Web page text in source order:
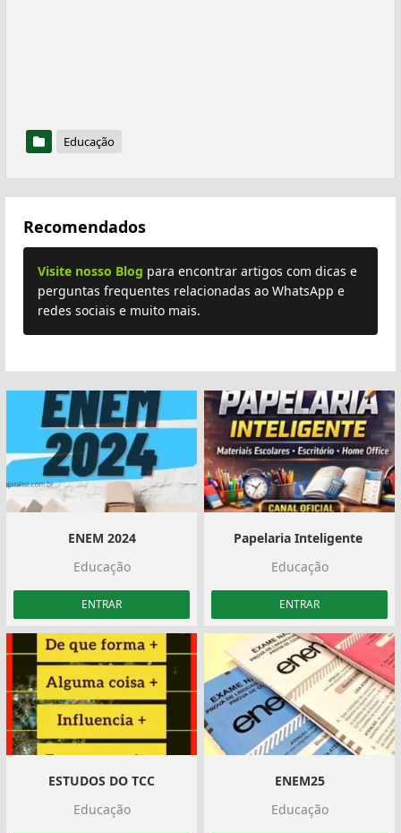
Educação
Recomendados
Visite nosso Blog para encontrar artigos com dicas e
perguntas frequentes relacionadas ao WhatsApp e
redes sociais e muito mais.
ENEM 2024
Educação
ENTRAR
Papelaria Inteligente ️
Educação
ENTRAR
ESTUDOS DO TCC
Educação
ENEM25
Educação